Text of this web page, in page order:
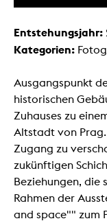
Entstehungsjahr:
Kategorien:
Ausgangspunkt
historischen
Zuhauses zu
Altstadt von Prag.
Zugang zu
zukünftigen
Beziehungen, die
Rahmen der
and space"" zum